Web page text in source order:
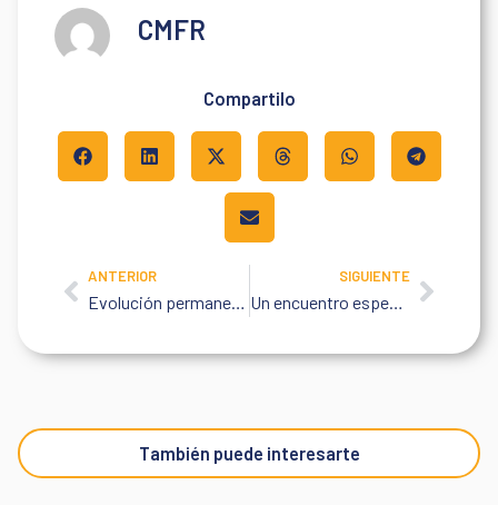
CMFR
Compartilo
Prev
ANTERIOR
Evolución permanente
SIGUIENTE
Un encuentro especial Next
También puede interesarte